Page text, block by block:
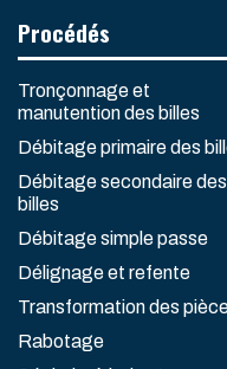
Procédés
Tronçonnage et
manutention des billes
Débitage primaire des
Débitage secondaire des
billes
Débitage simple passe
Délignage et refente
Transformation des
Rabotage